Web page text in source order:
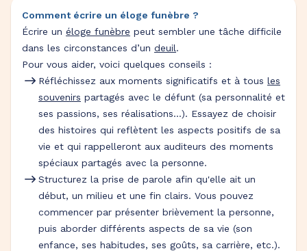
Comment écrire un éloge funèbre ?
Écrire un éloge funèbre peut sembler une tâche difficile
dans les circonstances d’un deuil.
Pour vous aider, voici quelques conseils :
Réfléchissez aux moments significatifs et à tous les
souvenirs partagés avec le défunt (sa personnalité et
ses passions, ses réalisations…). Essayez de choisir
des histoires qui reflètent les aspects positifs de sa
vie et qui rappelleront aux auditeurs des moments
spéciaux partagés avec la personne.
Structurez la prise de parole afin qu'elle ait un
début, un milieu et une fin clairs. Vous pouvez
commencer par présenter brièvement la personne,
puis aborder différents aspects de sa vie (son
enfance, ses habitudes, ses goûts, sa carrière, etc.).